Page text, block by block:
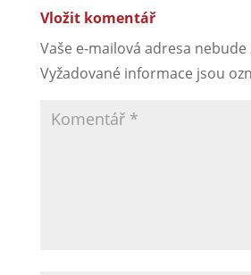
Vložit komentář
Vaše e-mailová adresa nebude
Vyžadované informace jsou